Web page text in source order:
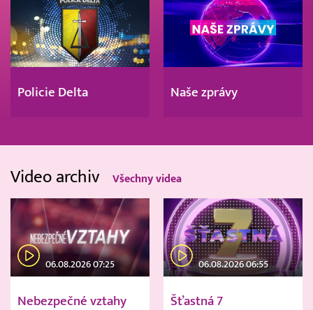
Policie Delta Naše zprávy
Video archiv Všechny videa
06.08.2026 07:25
Nebezpečné vztahy
06.08.2026 06:55
Šťastná 7